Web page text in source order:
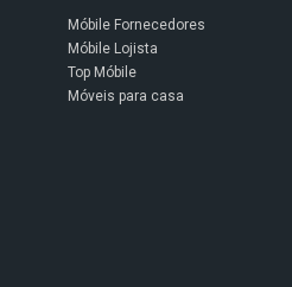
Móbile Fornecedores
Móbile Lojista
Top Móbile
Móveis para casa